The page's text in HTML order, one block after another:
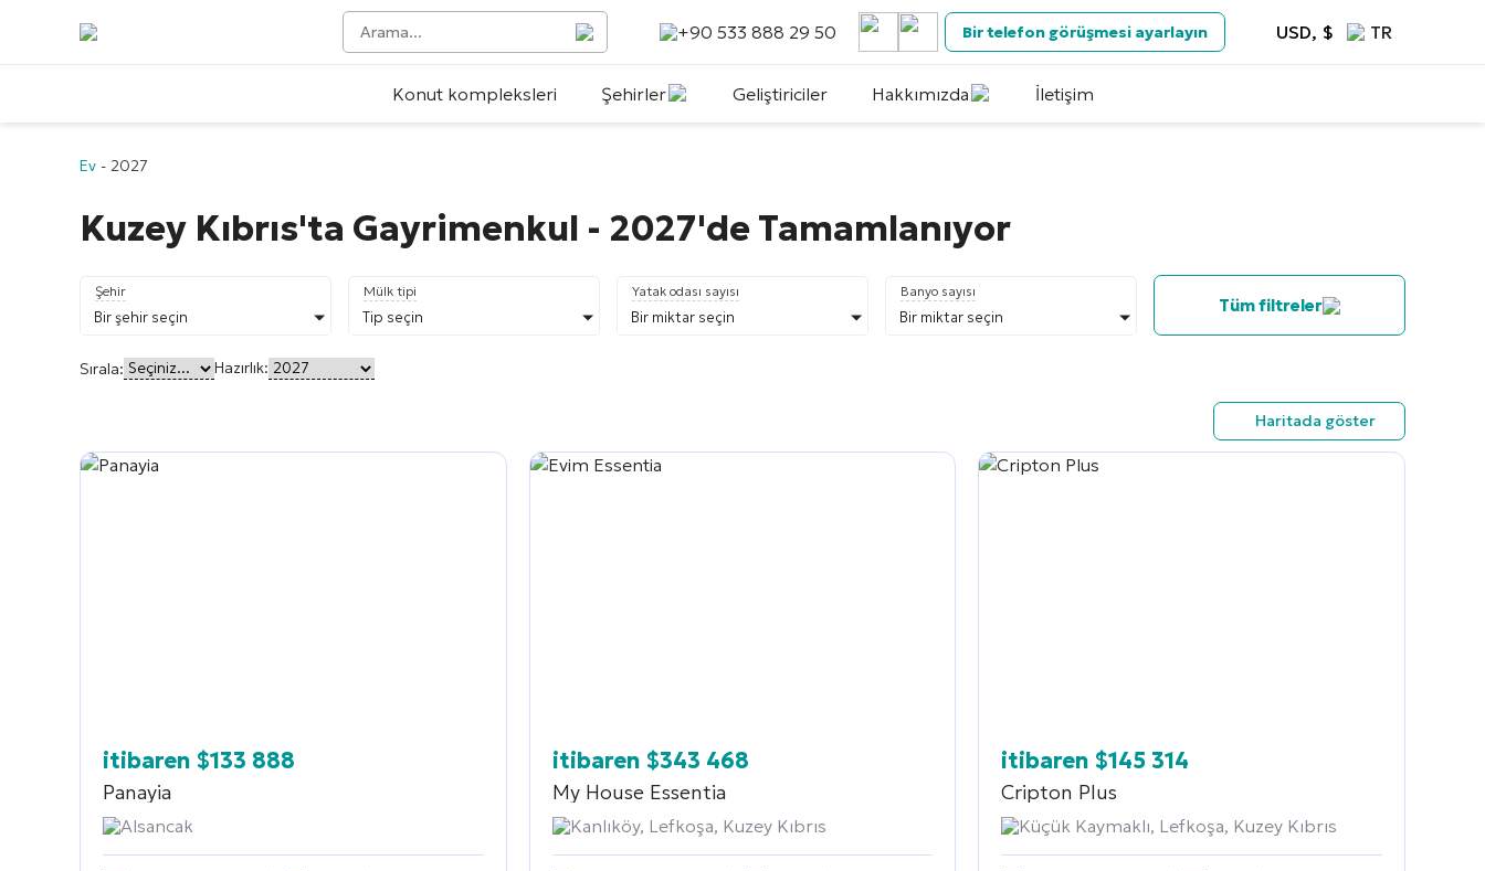
+90 533 888 29 50 Bir telefon görüşmesi ayarlayın USD, $ TR
Konut kompleksleri Şehirler Geliştiriciler Hakkımızda İletişim
Ev - 2027
Kuzey Kıbrıs'ta Gayrimenkul - 2027'de Tamamlanıyor
Şehir
Bir şehir seçin
Mülk tipi
Tip seçin
Yatak odası sayısı
Bir miktar seçin
Banyo sayısı
Bir miktar seçin
Tüm filtreler
Sırala: Hazırlık:
Haritada göster
itibaren $133 888
Panayia
Alsancak
itibaren $343 468
My House Essentia
Kanlıköy, Lefkoşa, Kuzey Kıbrıs
itibaren $145 314
Cripton Plus
Küçük Kaymaklı, Lefkoşa, Kuzey Kıbrıs